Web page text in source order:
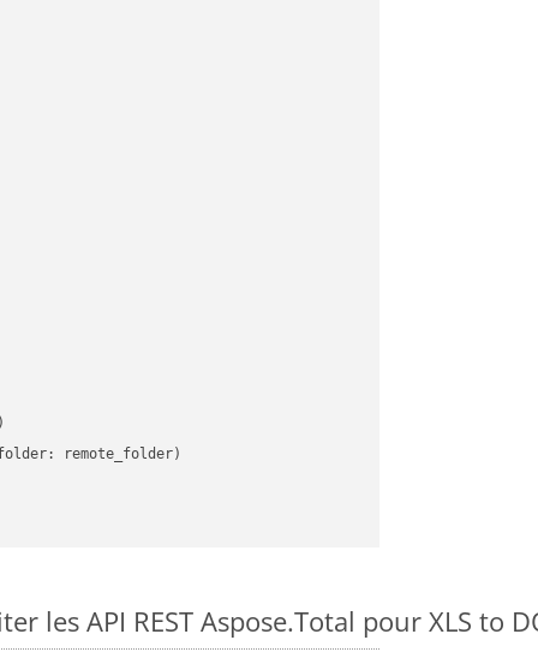
folder: remote_folder)
les API REST Aspose.Total pour XLS to